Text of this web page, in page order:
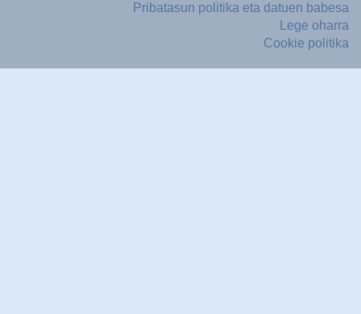
Pribatasun politika eta datuen babesa
Lege oharra
Cookie politika